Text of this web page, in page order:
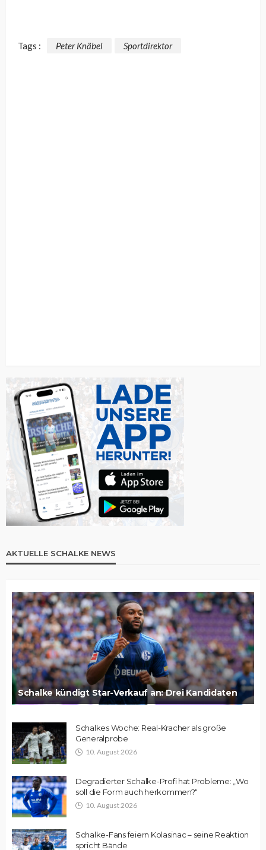
Tags : Peter Knäbel Sportdirektor
AKTUELLE SCHALKE NEWS
Schalke kündigt Star-Verkauf an: Drei Kandidaten
Schalkes Woche: Real-Kracher als große
Generalprobe
10. August 2026
Degradierter Schalke-Profi hat Probleme: „Wo
soll die Form auch herkommen?“
10. August 2026
Schalke-Fans feiern Kolasinac – seine Reaktion
spricht Bände